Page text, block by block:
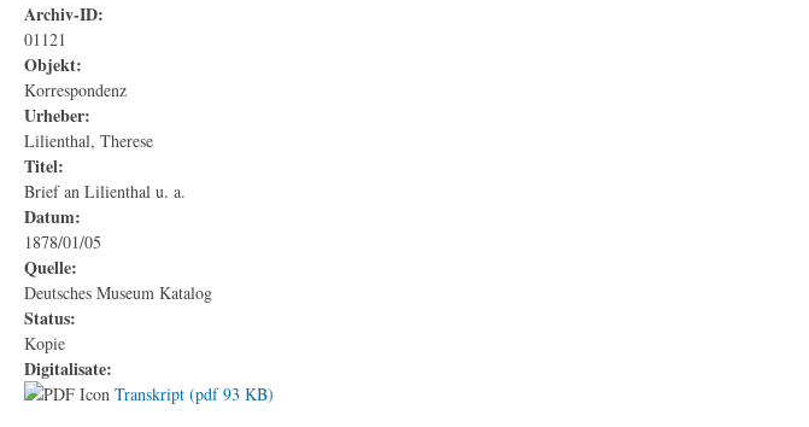
Archiv-ID:
01121
Objekt:
Korrespondenz
Urheber:
Lilienthal, Therese
Titel:
Brief an Lilienthal u. a.
Datum:
1878/01/05
Quelle:
Deutsches Museum Katalog
Status:
Kopie
Digitalisate:
Transkript (pdf 93 KB)